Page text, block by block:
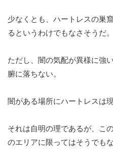
少なくとも、ハートレスの巣
るというわけでもなさそうだ。
ただし、闇の気配が異様に強
腑に落ちない。
闇がある場所にハートレスは現
それは自明の理であるが、
のエリアに限ってはそうでもな